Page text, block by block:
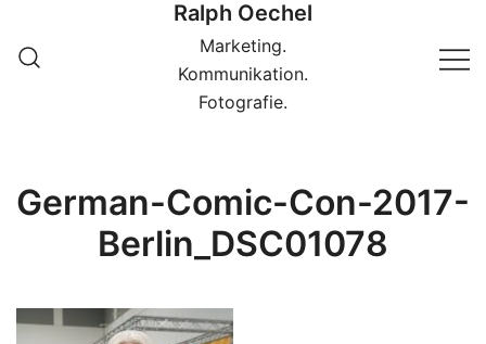
zum
Inhalt
Ralph Oechel
Marketing.
Kommunikation.
Fotografie.
German-Comic-Con-2017-
Berlin_DSC01078